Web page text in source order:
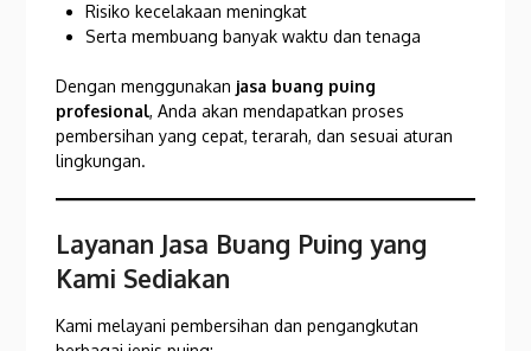
Risiko kecelakaan meningkat
Serta membuang banyak waktu dan tenaga
Dengan menggunakan jasa buang puing
profesional, Anda akan mendapatkan proses
pembersihan yang cepat, terarah, dan sesuai aturan
lingkungan.
Layanan Jasa Buang Puing yang
Kami Sediakan
Kami melayani pembersihan dan pengangkutan